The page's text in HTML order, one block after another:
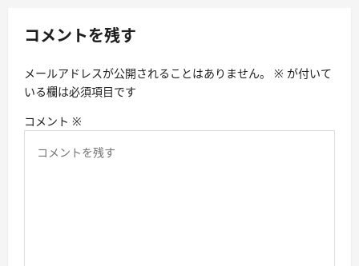
ョ
ン
コメントを残す
メールアドレスが公開されることはありません。 ※ が付いて
いる欄は必須項目です
コメント ※